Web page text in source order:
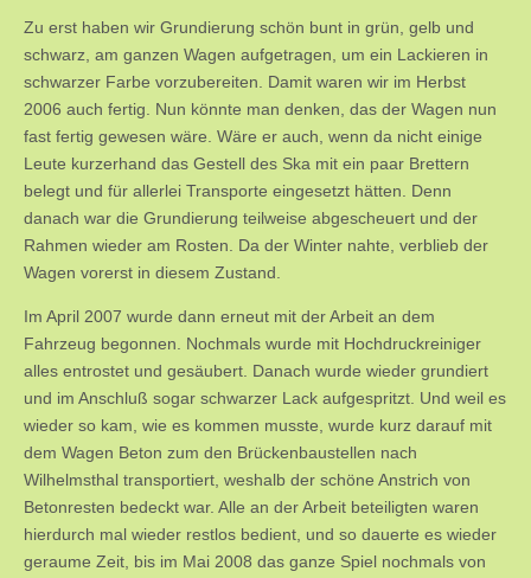
Zu erst haben wir Grundierung schön bunt in grün, gelb und
schwarz, am ganzen Wagen aufgetragen, um ein Lackieren in
schwarzer Farbe vorzubereiten. Damit waren wir im Herbst
2006 auch fertig. Nun könnte man denken, das der Wagen nun
fast fertig gewesen wäre. Wäre er auch, wenn da nicht einige
Leute kurzerhand das Gestell des Ska mit ein paar Brettern
belegt und für allerlei Transporte eingesetzt hätten. Denn
danach war die Grundierung teilweise abgescheuert und der
Rahmen wieder am Rosten. Da der Winter nahte, verblieb der
Wagen vorerst in diesem Zustand.
Im April 2007 wurde dann erneut mit der Arbeit an dem
Fahrzeug begonnen. Nochmals wurde mit Hochdruckreiniger
alles entrostet und gesäubert. Danach wurde wieder grundiert
und im Anschluß sogar schwarzer Lack aufgespritzt. Und weil es
wieder so kam, wie es kommen musste, wurde kurz darauf mit
dem Wagen Beton zum den Brückenbaustellen nach
Wilhelmsthal transportiert, weshalb der schöne Anstrich von
Betonresten bedeckt war. Alle an der Arbeit beteiligten waren
hierdurch mal wieder restlos bedient, und so dauerte es wieder
geraume Zeit, bis im Mai 2008 das ganze Spiel nochmals von